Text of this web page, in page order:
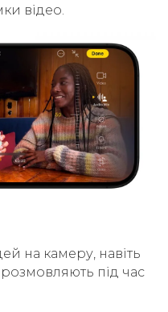
відео.
на камеру, навіть
під час